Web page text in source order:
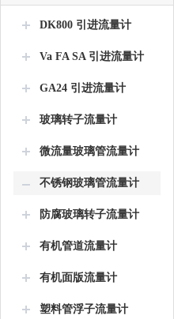
DK800 引进流量计
Va FA SA 引进流量计
GA24 引进流量计
玻璃转子流量计
微流量玻璃管流量计
不锈钢玻璃管流量计
防腐玻璃转子流量计
有机管道流量计
有机面版流量计
塑料管浮子流量计